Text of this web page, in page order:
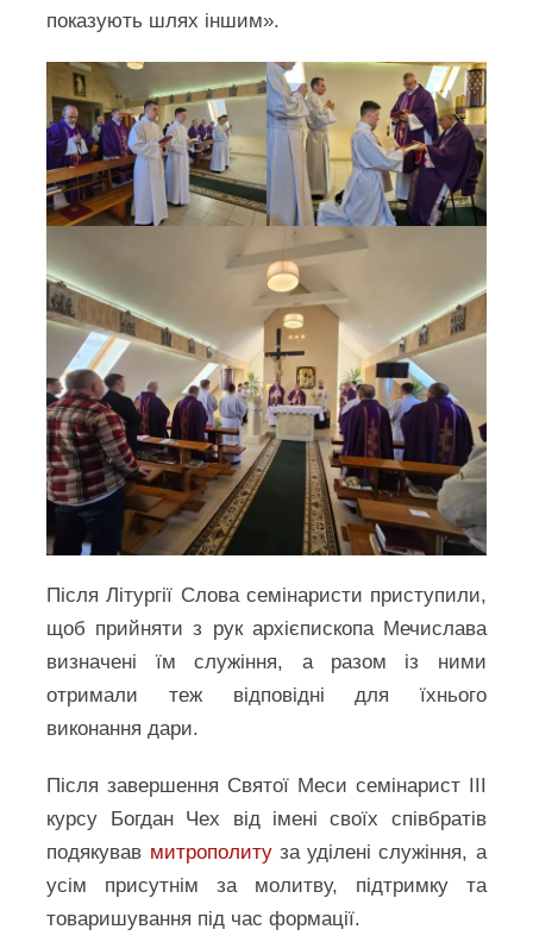
показують шлях іншим».
Після Літургії Слова семінаристи приступили,
щоб прийняти з рук архієпископа Мечислава
визначені їм служіння, а разом із ними
отримали теж відповідні для їхнього
виконання дари.
Після завершення Святої Меси семінарист ІІІ
курсу Богдан Чех від імені своїх співбратів
подякував митрополитуза уділені служіння, а
усім присутнім за молитву, підтримку та
товаришування під час формації.